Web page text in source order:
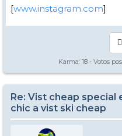
[www.instagram.com]
Karma: 18 - Votos
Re: Vist cheap special
chic a vist ski cheap